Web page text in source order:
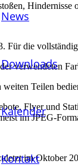
News
Downloads
Kalender
Kontakt
Für die
verwendeten
Teilen
Flyer und
im JPEG-
im Oktober